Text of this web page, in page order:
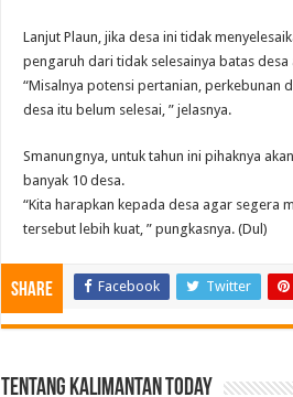
Lanjut Plaun, jika desa ini tidak
pengaruh dari tidak selesainya batas
“Misalnya potensi pertanian, perkebunan
desa itu belum selesai, ” jelasnya.
Smanungnya, untuk tahun ini pihaknya
banyak 10 desa.
“Kita harapkan kepada desa agar segera
tersebut lebih kuat, ” pungkasnya. (Dul)
Share Facebook Twitter
Tentang Kalimantan Today